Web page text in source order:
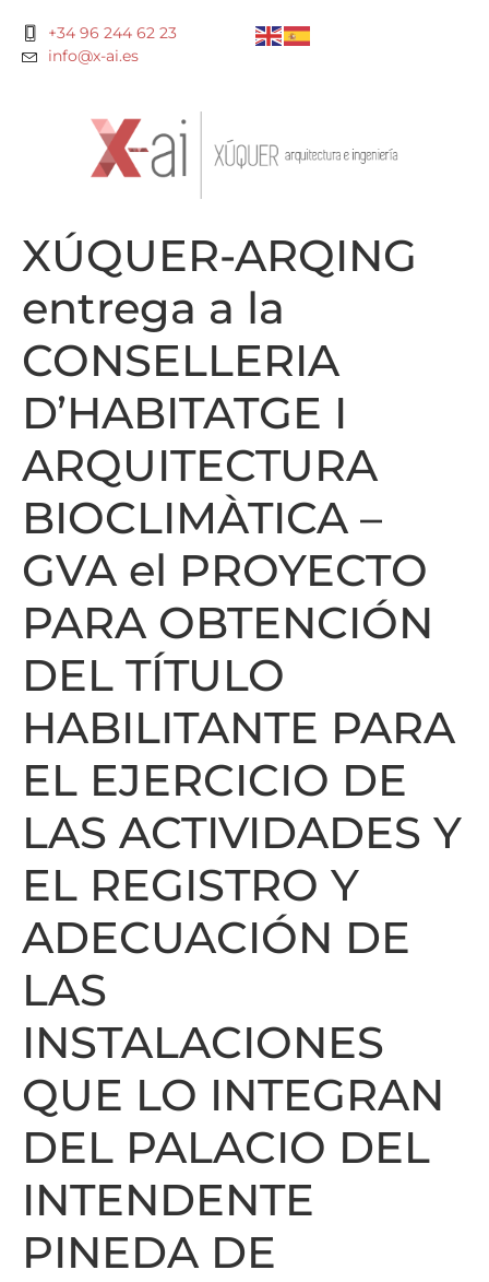
+34 96 244 62 23
info@x-ai.es
XÚQUER-ARQING
entrega a la
CONSELLERIA
D’HABITATGE I
ARQUITECTURA
BIOCLIMÀTICA –
GVA el PROYECTO
PARA OBTENCIÓN
DEL TÍTULO
HABILITANTE PARA
EL EJERCICIO DE
LAS ACTIVIDADES Y
EL REGISTRO Y
ADECUACIÓN DE
LAS
INSTALACIONES
QUE LO INTEGRAN
DEL PALACIO DEL
INTENDENTE
PINEDA DE